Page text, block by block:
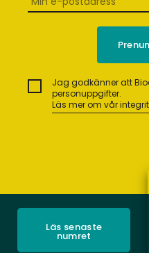
Jag godkänner att
personuppgifter.
Läs mer om vår
Läs senaste
numret